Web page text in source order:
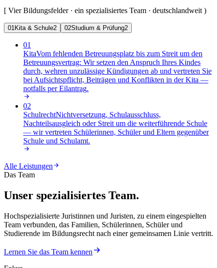
[ Vier Bildungsfelder · ein spezialisiertes Team · deutschlandweit)
01Kita & Schule2 02Studium & Prüfung2
01
KitaVom fehlenden Betreuungsplatz bis zum Streit um den
Betreuungsvertrag: Wir setzen den Anspruch Ihres Kindes
durch, wehren unzulässige Kündigungen ab und vertreten Sie
bei Aufsichtspflicht, Beiträgen und Konflikten in der Kita —
notfalls per Eilantrag.
02
SchulrechtNichtversetzung, Schulausschluss,
Nachteilsausgleich oder Streit um die weiterführende Schule
— wir vertreten Schülerinnen, Schüler und Eltern gegenüber
Schule und Schulamt.
Alle Leistungen
Das Team
Unser spezialisiertes Team.
Hochspezialisierte Juristinnen und Juristen, zu einem eingespielten
Team verbunden, das Familien, Schülerinnen, Schüler und
Studierende im Bildungsrecht nach einer gemeinsamen Linie vertritt.
Lernen Sie das Team kennen